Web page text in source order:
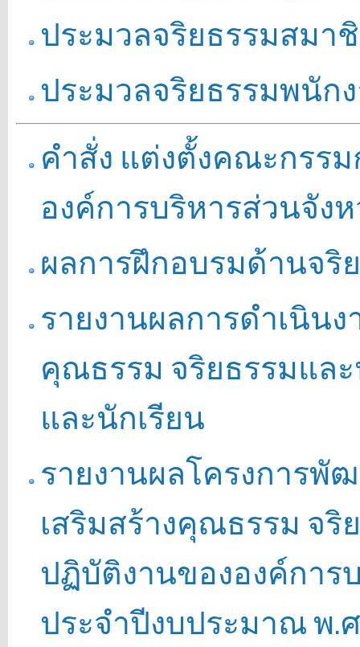
ประมวลจริยธรรมสมา
ประมวลจริยธรรมพนัก
คำสั่ง แต่งตั้งคณะกรร
องค์การบริหารส่วนจัง
ผลการฝึกอบรมด้านจริ
รายงานผลการดำเนิน
คุณธรรม จริยธรรมแล
และนักเรียน
รายงานผลโครงการพั
เสริมสร้างคุณธรรม จ
ปฏิบัติงานขององค์การ
ประจำปีงบประมาณ พ.